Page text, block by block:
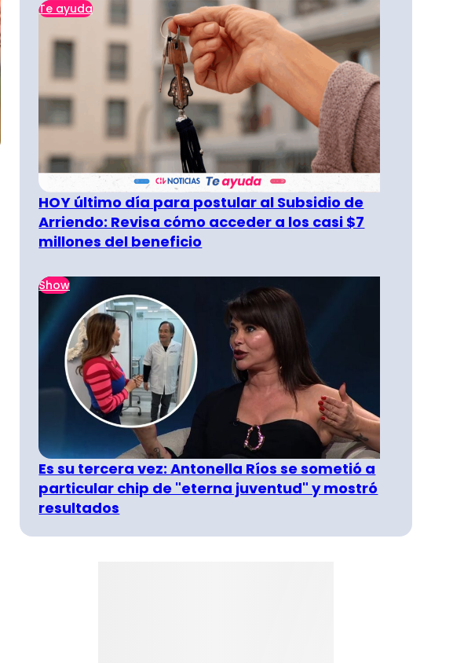
Te ayuda
HOY último día para postular al Subsidio de
Arriendo: Revisa cómo acceder a los casi $7
millones del beneficio
Show
Es su tercera vez: Antonella Ríos se sometió a
particular chip de "eterna juventud" y mostró
resultados